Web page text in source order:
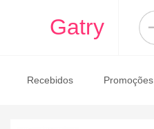
Gatry
Recebidos Promoções